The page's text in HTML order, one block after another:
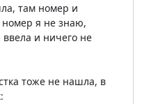
там номер и
я не знаю,
и ничего не
тоже не нашла, в